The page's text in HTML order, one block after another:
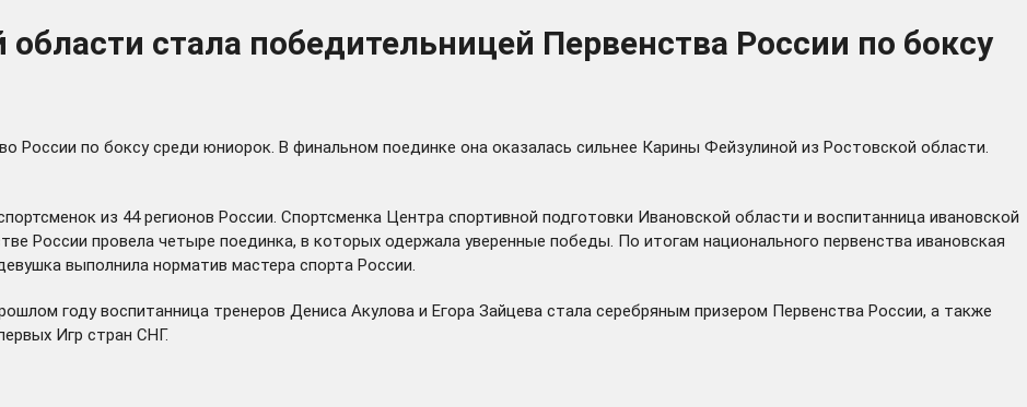
стала победительницей Первенства России по боксу
России по боксу среди юниорок. В финальном поединке она оказалась сильнее Карины Фейзулиной из Ростовской области.
из 44 регионов России. Спортсменка Центра спортивной подготовки Ивановской области и воспитанница ивановской
России провела четыре поединка, в которых одержала уверенные победы. По итогам национального первенства ивановская
выполнила норматив мастера спорта России.
году воспитанница тренеров Дениса Акулова и Егора Зайцева стала серебряным призером Первенства России, а также
Игр стран СНГ.